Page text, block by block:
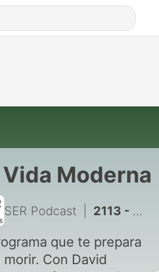
Vida Moderna
SER Podcast 2113 - La Vida Moderna | Programa bonito
que te prepara
morir. Con David